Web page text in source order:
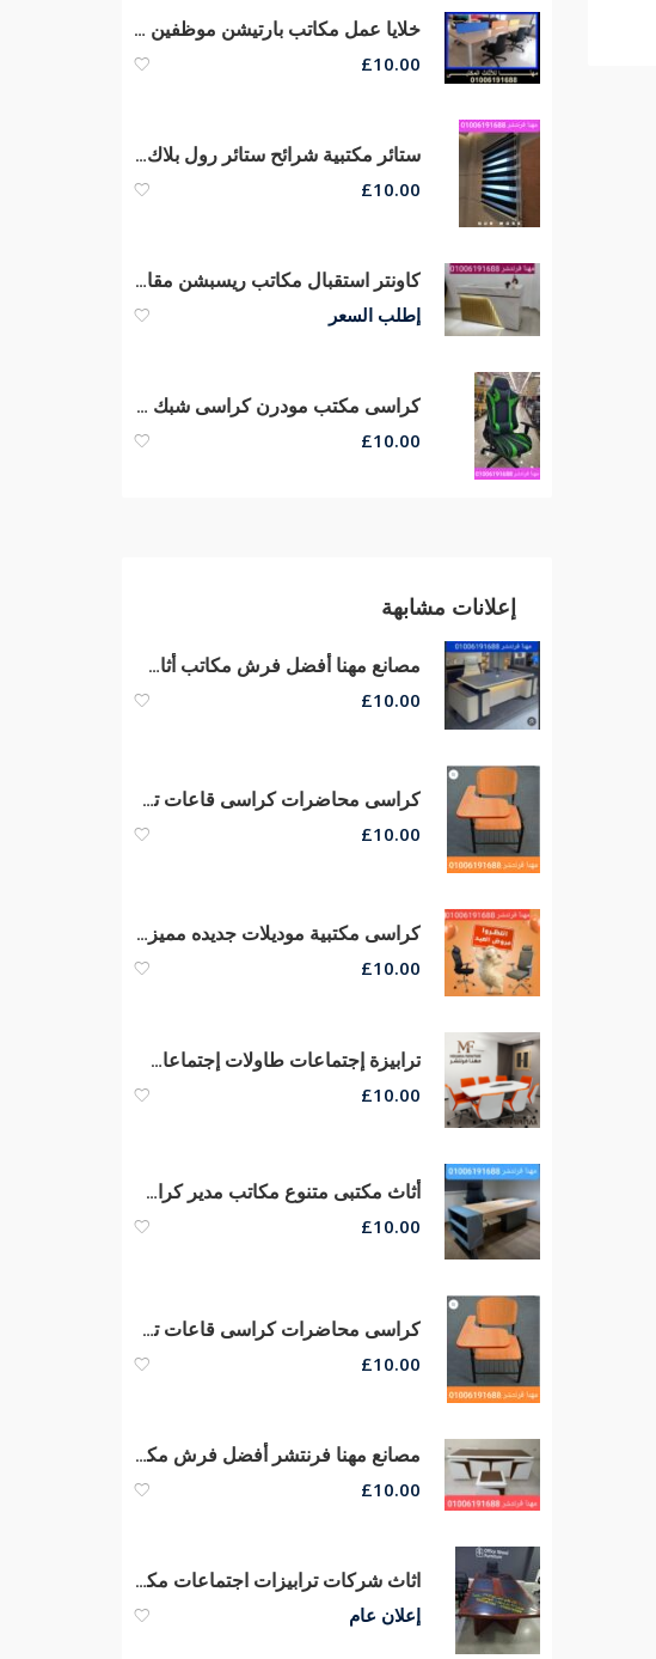
خلايا عمل مكاتب بارتيشن موظفين وورك إستيشن مكاتب مودرن أثاث شركات
£10.00
ستائر مكتبية شرائح ستائر رول بلاك أوت ستائر صن سكرين الوان وخامات ممتازة
£10.00
كاونتر استقبال مكاتب ريسبشن مقاسات كبيره وصغيره الحجم من مهنا فرنتشر
إطلب السعر
كراسى مكتب مودرن كراسى شبك طبى كراسى مدير عام جلد من مصانع مهنا
£10.00
إعلانات مشابهة
مصانع مهنا أفضل فرش مكاتب أثاث شركات مكاتب مديرين كراسى مكتب
£10.00
كراسى محاضرات كراسى قاعات تدريب كراسى سنتر تعليمى أرخص أسعار من مهنا فرنتشر
£10.00
كراسى مكتبية موديلات جديده مميزه أسعار خاصة من مصانع مهنا
£10.00
ترابيزة إجتماعات طاولات إجتماعات خشب كونتر قشرة طبيعى جودة عالية
£10.00
أثاث مكتبى متنوع مكاتب مدير كراسى شبك طبى متكامل
£10.00
كراسى محاضرات كراسى قاعات تدريب كراسى محاضرات جلد
£10.00
مصانع مهنا فرنتشر أفضل فرش مكاتب أثاث مكتبى متنوع مكاتب مدير
£10.00
اثاث شركات ترابيزات اجتماعات مكاتب خشب طبيعى اثاث مكتبي
إعلان عام